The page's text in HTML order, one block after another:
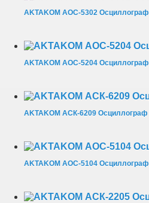
AKTAKOM АОС-5302 Осциллограф
AKTAKOM АОС-5204 Осциллограф
AKTAKOM АСК-6209 Осциллограф
AKTAKOM АОС-5104 Осциллограф